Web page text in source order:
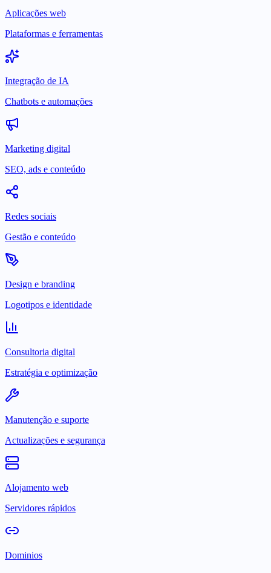
Aplicações web
Plataformas e ferramentas
Integração de IA
Chatbots e automações
Marketing digital
SEO, ads e conteúdo
Redes sociais
Gestão e conteúdo
Design e branding
Logotipos e identidade
Consultoria digital
Estratégia e optimização
Manutenção e suporte
Actualizações e segurança
Alojamento web
Servidores rápidos
Dominios